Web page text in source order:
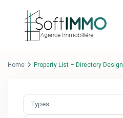
Home Property List – Directory Design
Types